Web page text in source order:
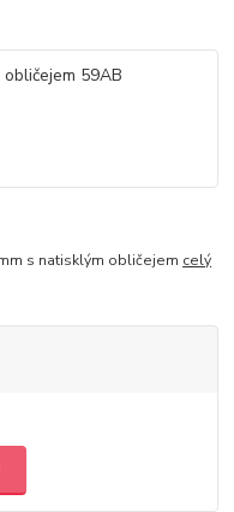
s natisklým obličejem celý